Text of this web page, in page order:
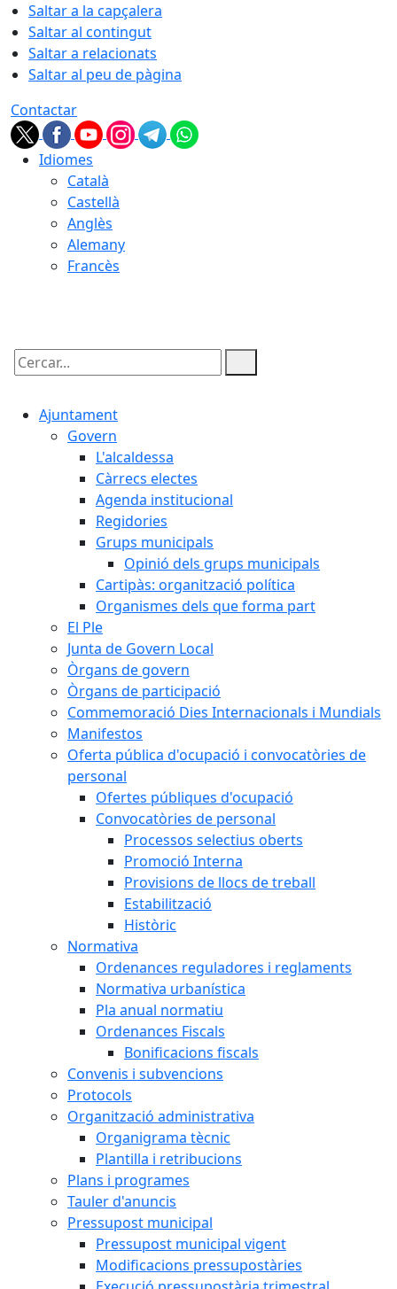
Saltar a la capçalera
Saltar al contingut
Saltar a relacionats
Saltar al peu de pàgina
Contactar
Idiomes
Català
Castellà
Anglès
Alemany
Francès
Cercar:
Ajuntament
Govern
L'alcaldessa
Càrrecs electes
Agenda institucional
Regidories
Grups municipals
Opinió dels grups municipals
Cartipàs: organització política
Organismes dels que forma part
El Ple
Junta de Govern Local
Òrgans de govern
Òrgans de participació
Commemoració Dies Internacionals i Mundials
Manifestos
Oferta pública d'ocupació i convocatòries de
personal
Ofertes públiques d'ocupació
Convocatòries de personal
Processos selectius oberts
Promoció Interna
Provisions de llocs de treball
Estabilització
Històric
Normativa
Ordenances reguladores i reglaments
Normativa urbanística
Pla anual normatiu
Ordenances Fiscals
Bonificacions fiscals
Convenis i subvencions
Protocols
Organització administrativa
Organigrama tècnic
Plantilla i retribucions
Plans i programes
Tauler d'anuncis
Pressupost municipal
Pressupost municipal vigent
Modificacions pressupostàries